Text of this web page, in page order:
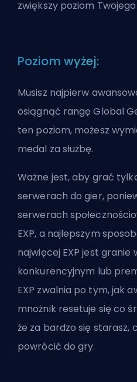
zwiększy poziom
Poziom wyżej:
Musisz najpierw
osiągnąć rangę Global
ten poziom, możesz
medal za służbę.
Ważne jest, aby grać
serwerach do gier,
serwerach
EXP, a najlepszym
najwięcej EXP jest granie
konkurencyjnym lub
EXP zwalnia po tym, jak
mnożnik resetuje się co
że za bardzo się starasz,
powrócić do gry.